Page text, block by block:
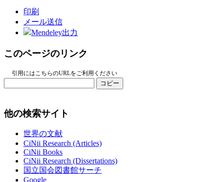
印刷
メール送信
Mendeley出力
このページのリンク
引用にはこちらのURLをご利用ください
コピー
他の検索サイト
世界の文献
CiNii Research (Articles)
CiNii Books
CiNii Research (Dissertations)
国立国会図書館サーチ
Google